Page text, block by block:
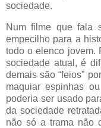
sociedade.
Num filme que fala
empecilho para a
todo o elenco jovem.
sociedade atual, é
demais são “feios”
maquiar espinhas
poderia ser usado
da sociedade
não só a trama não